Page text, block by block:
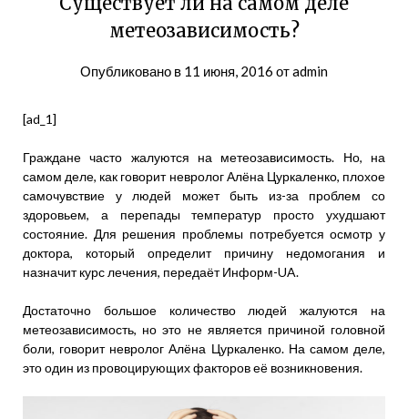
метеозависимость?
Опубликовано в 11 июня, 2016 отadmin
[ad_1]
Граждане часто жалуются на метеозависимость. Но, на
самом деле, как говорит невролог Алёна Цуркаленко, плохое
самочувствие у людей может быть из-за проблем со
здоровьем, а перепады температур просто ухудшают
состояние. Для решения проблемы потребуется осмотр у
доктора, который определит причину недомогания и
назначит курс лечения, передаёт Информ-UA.
Достаточно большое количество людей жалуются на
метеозависимость, но это не является причиной головной
боли, говорит невролог Алёна Цуркаленко. На самом деле,
это один из провоцирующих факторов её возникновения.